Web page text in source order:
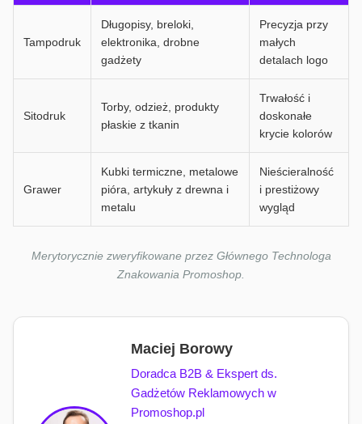
Tampodruk
Długopisy, breloki,
elektronika, drobne
gadżety
Precyzja przy
małych
detalach logo
Sitodruk
Torby, odzież, produkty
płaskie z tkanin
Trwałość i
doskonałe
krycie kolorów
Grawer
Kubki termiczne, metalowe
pióra, artykuły z drewna i
metalu
Nieścieralność
i prestiżowy
wygląd
Merytorycznie zweryfikowane przez Głównego Technologa
Znakowania Promoshop.
Maciej Borowy
Doradca B2B & Ekspert ds.
Gadżetów Reklamowych w
Promoshop.pl